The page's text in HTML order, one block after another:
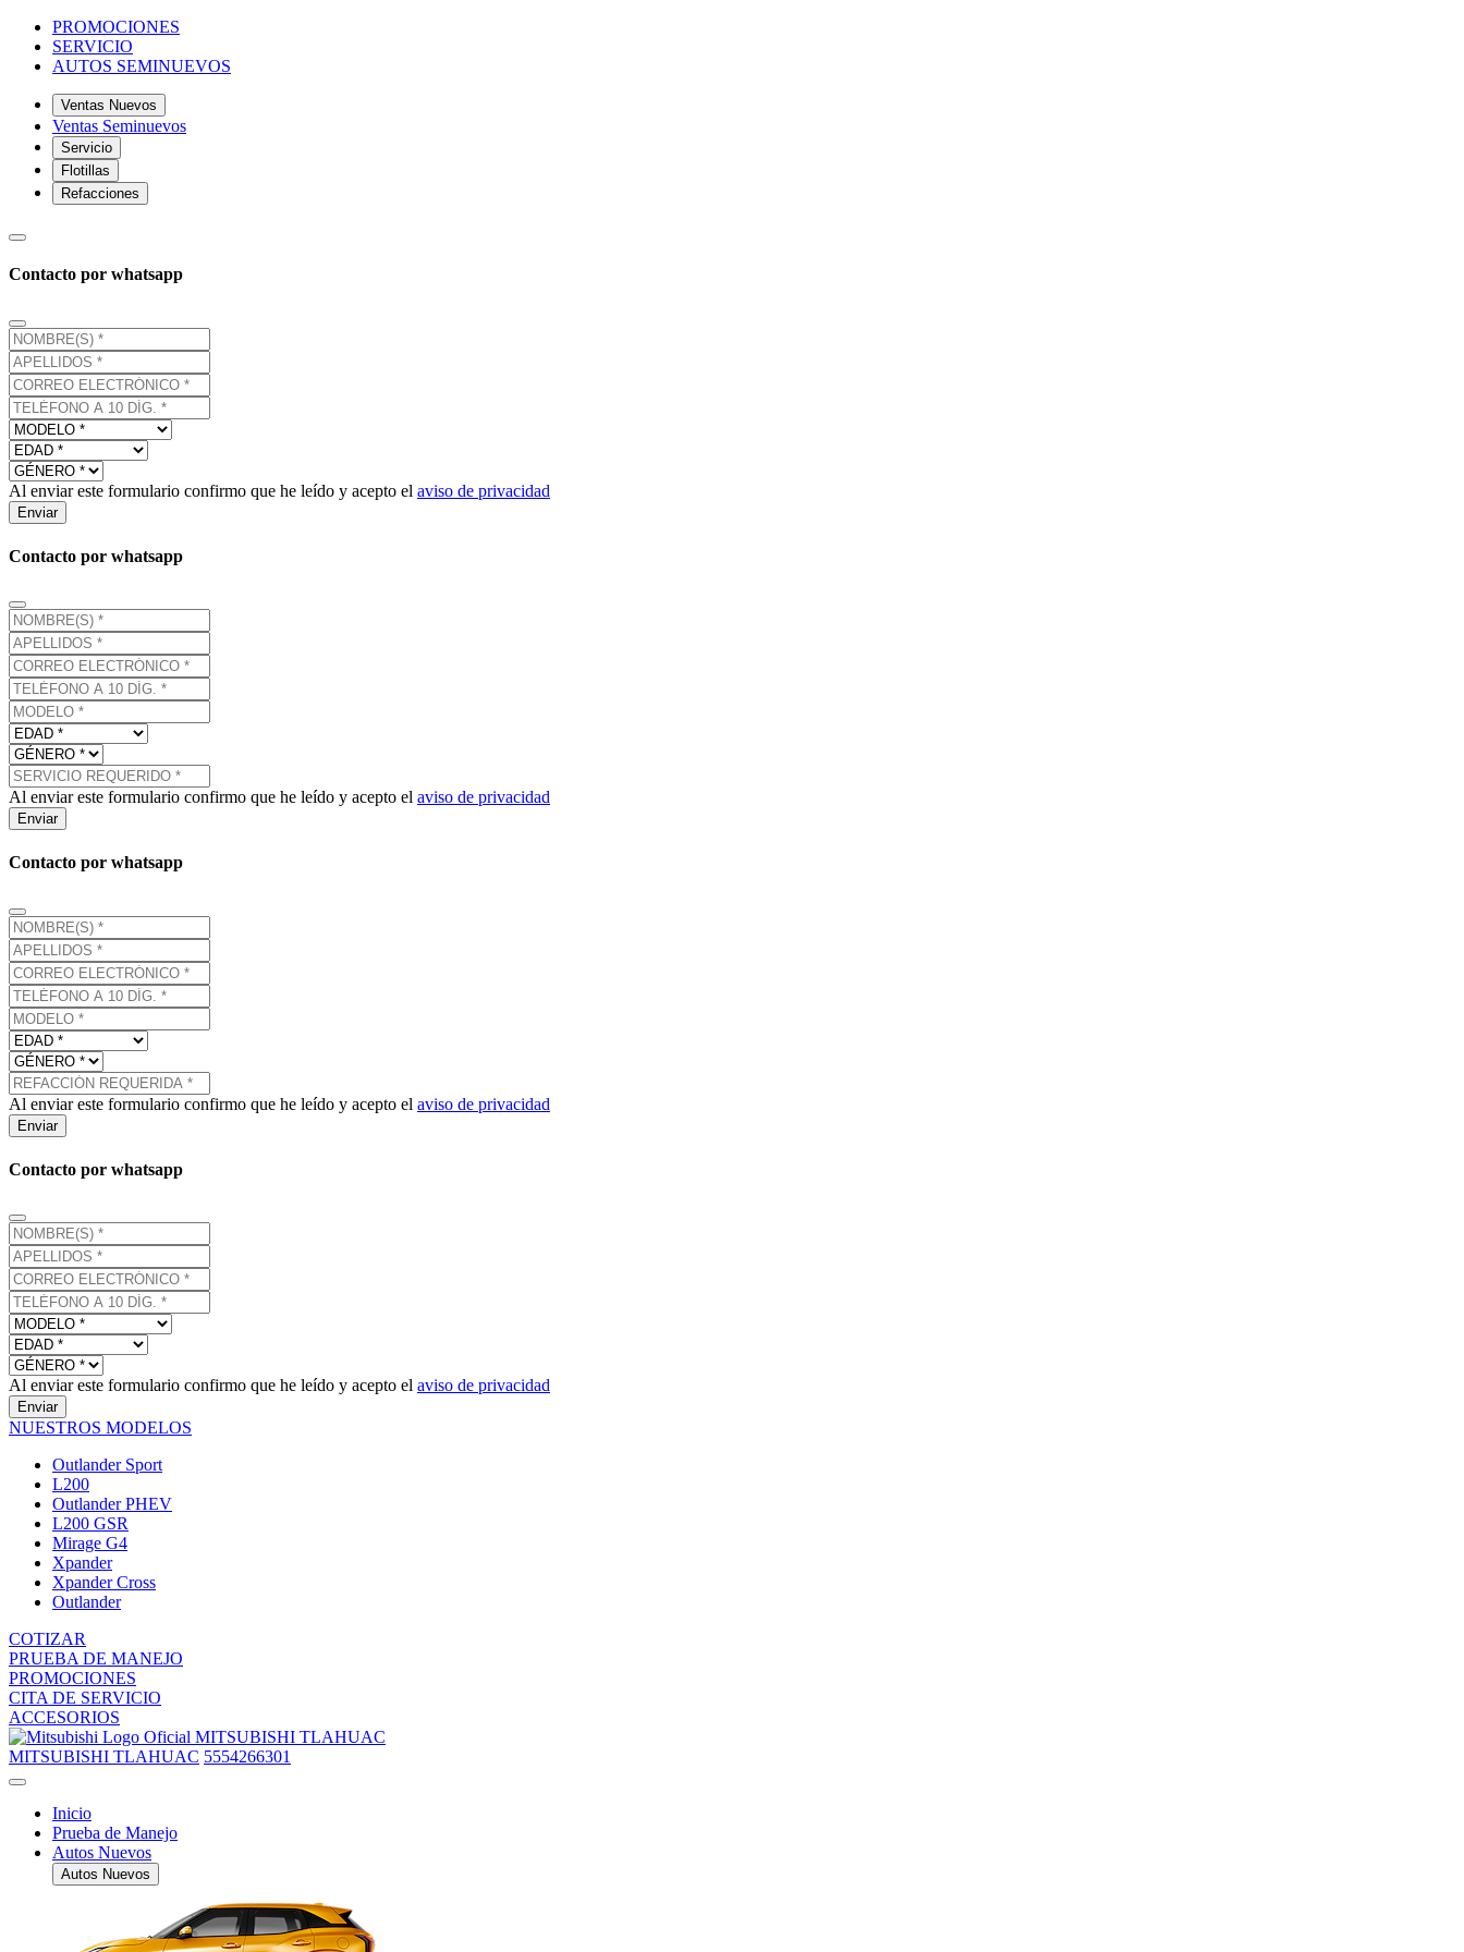
PROMOCIONES
SERVICIO
AUTOS SEMINUEVOS
Ventas Nuevos
Ventas Seminuevos
Servicio
Flotillas
Refacciones
Contacto por whatsapp
Al enviar este formulario confirmo que he leído y acepto el aviso de privacidad
Enviar
Contacto por whatsapp
Al enviar este formulario confirmo que he leído y acepto el aviso de privacidad
Enviar
Contacto por whatsapp
Al enviar este formulario confirmo que he leído y acepto el aviso de privacidad
Enviar
Contacto por whatsapp
Al enviar este formulario confirmo que he leído y acepto el aviso de privacidad
Enviar
NUESTROS MODELOS
Outlander Sport
L200
Outlander PHEV
L200 GSR
Mirage G4
Xpander
Xpander Cross
Outlander
COTIZAR
PRUEBA DE MANEJO
PROMOCIONES
CITA DE SERVICIO
ACCESORIOS
MITSUBISHI TLAHUAC
MITSUBISHI TLAHUAC 5554266301
Inicio
Prueba de Manejo
Autos Nuevos
Autos Nuevos